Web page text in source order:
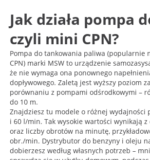
Jak działa pompa
czyli mini CPN?
Pompa do tankowania paliwa (popularnie
CPN) marki MSW to urządzenie
że nie wymaga ona ponownego
dopływowego. Zaletą jest wyższy poziom
porównaniu z pompami odśrodkowymi –
do 10 m.
Znajdziesz tu modele o różnej wydajności
i 60 l/min. Tak wysokie wartości wynikają
oraz liczby obrotów na minutę,
obr./min. Dystrybutor do benzyny i oleju
dobierzesz według własnych potrzeb –